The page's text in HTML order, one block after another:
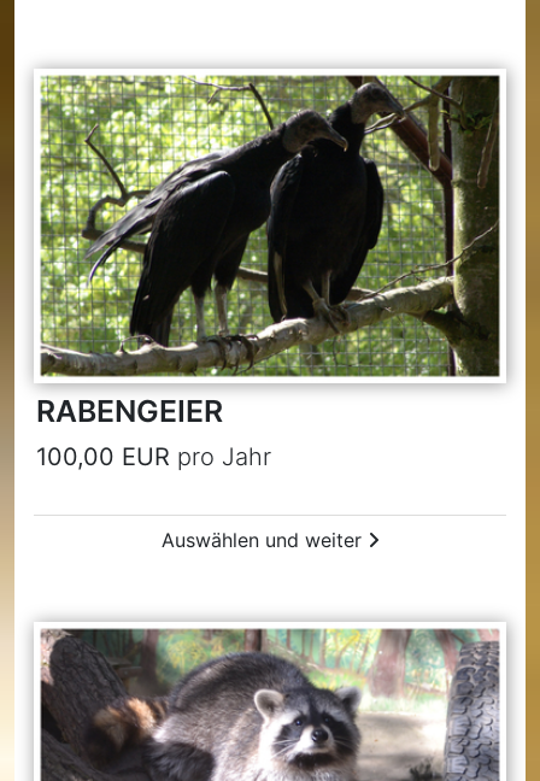
RABENGEIER
100,00 EUR pro Jahr
Auswählen und weiter